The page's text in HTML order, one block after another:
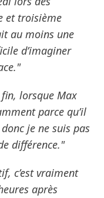
et troisième
au moins une
d’imaginer
fin, lorsque Max
parce qu’il
je ne suis pas
différence."
c’est vraiment
après